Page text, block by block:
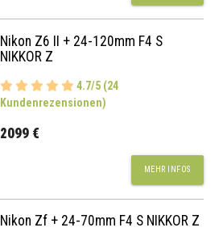
Nikon Z6 II + 24-120mm F4 S
NIKKOR Z
4.7/5 (24
Kundenrezensionen)
2099 €
MEHR INFOS
Nikon Zf + 24-70mm F4 S NIKKOR Z